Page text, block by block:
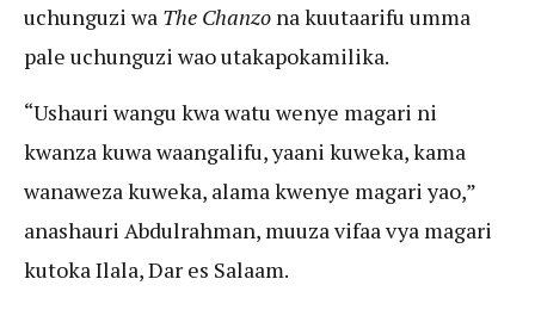
uchunguzi wa The Chanzo na kuutaarifu umma
pale uchunguzi wao utakapokamilika.
“Ushauri wangu kwa watu wenye magari ni
kwanza kuwa waangalifu, yaani kuweka, kama
wanaweza kuweka, alama kwenye magari yao,”
anashauri Abdulrahman, muuza vifaa vya magari
kutoka Ilala, Dar es Salaam.